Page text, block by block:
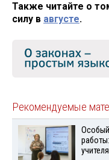
Также читайте о
силу в августе.
Рекомендуемые
Особый
учителя